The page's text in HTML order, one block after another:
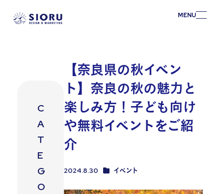
MENU
【奈良県の秋イベン
ト】奈良の秋の魅力と
楽しみ方！子ども向け
や無料イベントをご紹
介
投稿日
2024.8.30 カテゴリー【奈良コラム】
イベント
C
A
T
E
G
O